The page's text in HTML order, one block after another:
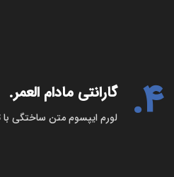
4. گارانتی مادام العمر.
لورم ایپسوم متن ساختگی